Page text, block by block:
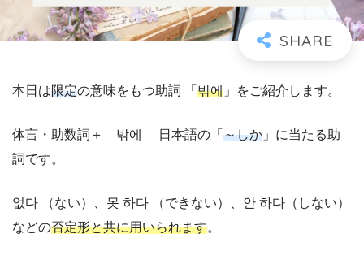
本日は限定の意味をもつ助詞 「 밖에 」をご紹介します。
体言・助数詞＋ 밖에 日本語の「 ～しか 」に当たる助
詞です。
없다 （ない）、못 하다 （できない）、안 하다（しない）
などの否定形と共に用いられます。